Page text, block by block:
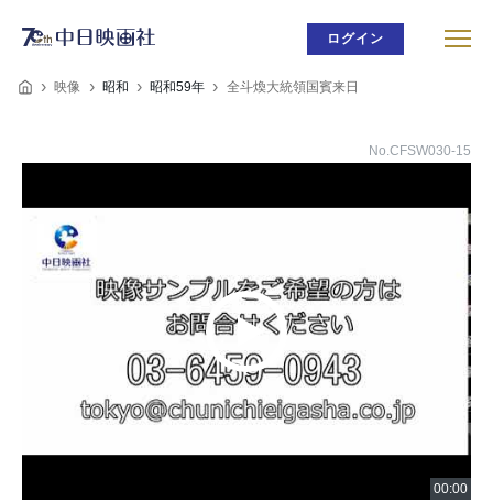
ログイン
映像 昭和 昭和59年 全斗煥大統領国賓来日
No.CFSW030-15